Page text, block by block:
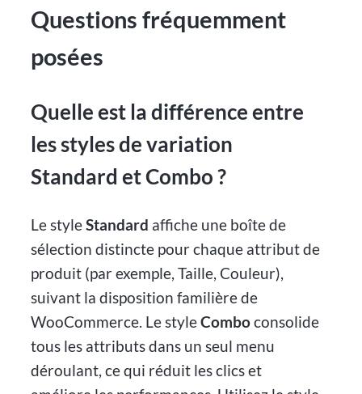
Questions fréquemment
posées
Quelle est la différence entre
les styles de variation
Standard et Combo ?
Le styleStandard affiche une boîte de
sélection distincte pour chaque attribut de
produit (par exemple, Taille, Couleur),
suivant la disposition familière de
WooCommerce. Le styleComboconsolide
tous les attributs dans un seul menu
déroulant, ce qui réduit les clics et